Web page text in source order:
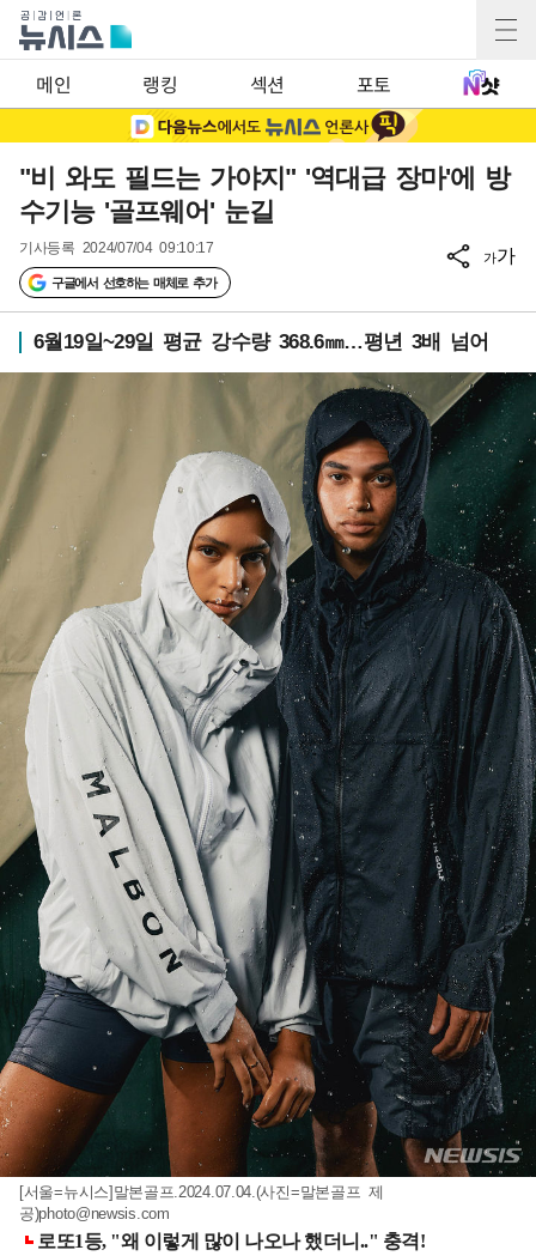
메인 랭킹 섹션 포토
"비 와도 필드는 가야지" '역대급 장마'에 방
수기능 '골프웨어' 눈길
기사등록 2024/07/04 09:10:17
구글에서 선호하는 매체로 추가
가가
6월19일~29일 평균 강수량 368.6㎜…평년 3배 넘어
[서울=뉴시스]말본골프.2024.07.04.(사진=말본골프 제
공)photo@newsis.com